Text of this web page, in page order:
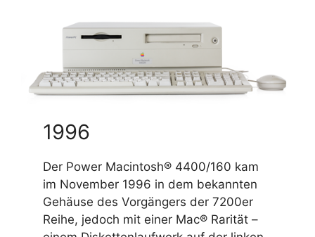
1996
Der Power Macintosh® 4400/160 kam
im November 1996 in dem bekannten
Gehäuse des Vorgängers der 7200er
Reihe, jedoch mit einer Mac® Rarität –